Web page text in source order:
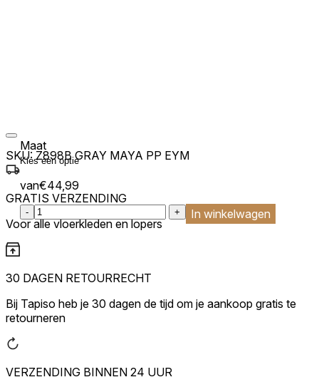
Maat
van€44,99
:product_name quantity
- + In winkelwagen
SKU: Z898B GRAY MAYA PP EYM
GRATIS VERZENDING
Voor alle vloerkleden en lopers
30 DAGEN RETOURRECHT
Bij Tapiso heb je 30 dagen de tijd om je aankoop gratis te
retourneren
VERZENDING BINNEN 24 UUR